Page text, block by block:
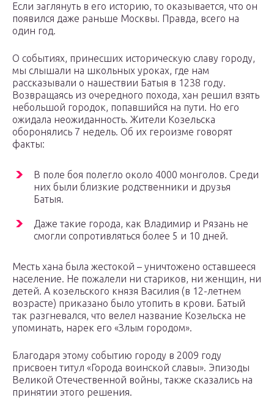
Если заглянуть в его историю, то оказывается, что он
появился даже раньше Москвы. Правда, всего на
один год.
О событиях, принесших историческую славу городу,
мы слышали на школьных уроках, где нам
рассказывали о нашествии Батыя в 1238 году.
Возвращаясь из очередного похода, хан решил взять
небольшой городок, попавшийся на пути. Но его
ожидала неожиданность. Жители Козельска
оборонялись 7 недель. Об их героизме говорят
факты:
В поле боя полегло около 4000 монголов. Среди
них были близкие родственники и друзья
Батыя.
Даже такие города, как Владимир и Рязань не
смогли сопротивляться более 5 и 10 дней.
Месть хана была жестокой – уничтожено оставшееся
население. Не пожалели ни стариков, ни женщин, ни
детей. А козельского князя Василия (в 12-летнем
возрасте) приказано было утопить в крови. Батый
так разгневался, что велел название Козельска не
упоминать, нарек его «Злым городом».
Благодаря этому событию городу в 2009 году
присвоен титул «Города воинской славы». Эпизоды
Великой Отечественной войны, также сказались на
принятии этого решения.